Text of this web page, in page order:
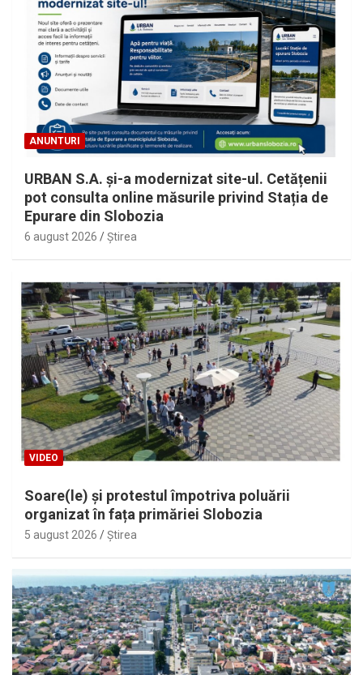
ANUNTURI
URBAN S.A. și-a modernizat site-ul. Cetățenii
pot consulta online măsurile privind Stația de
Epurare din Slobozia
6 august 2026 Ştirea
VIDEO
Soare(le) și protestul împotriva poluării
organizat în fața primăriei Slobozia
5 august 2026 Ştirea